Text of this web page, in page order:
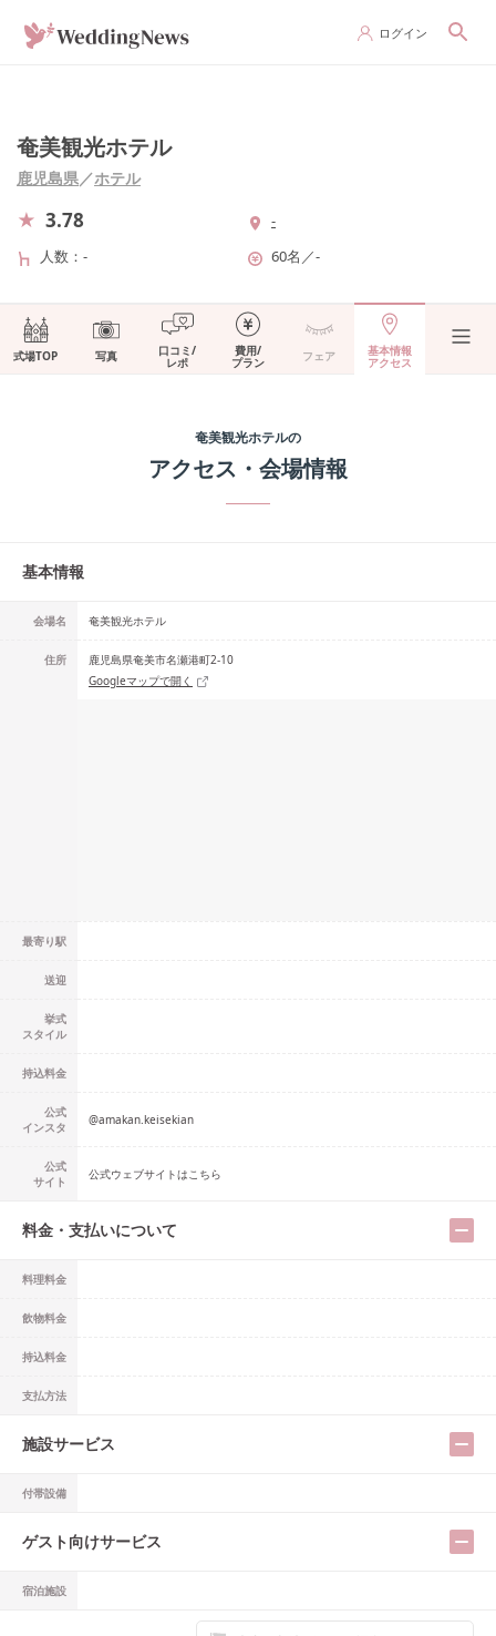
ログイン
奄美観光ホテル
鹿児島県／ホテル
3.78
-
人数
- 60名 ／-
式場TOP 写真 口コミ/
レポ
費用/
プラン フェア 基本情報
アクセス
奄美観光ホテルの
アクセス・会場情報
基本情報
会場名 奄美観光ホテル
住所
鹿児島県奄美市名瀬港町2-10
Googleマップで開く
最寄り駅
送迎
挙式
スタイル
持込料金
公式
インスタ
@amakan.keisekian
公式
サイト
公式ウェブサイトはこちら
料金・支払いについて
料理料金
飲物料金
持込料金
支払方法
施設サービス
付帯設備
ゲスト向けサービス
宿泊施設